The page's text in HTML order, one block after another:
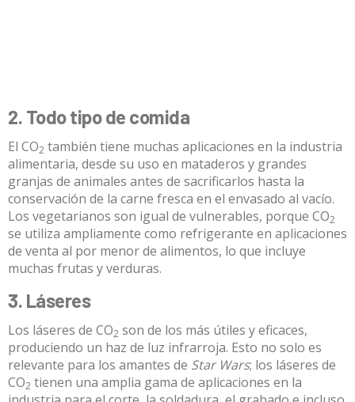
2. Todo tipo de comida
El CO2 también tiene muchas aplicaciones en la industria
alimentaria, desde su uso en mataderos y grandes
granjas de animales antes de sacrificarlos hasta la
conservación de la carne fresca en el envasado al vacío.
Los vegetarianos son igual de vulnerables, porque CO2
se utiliza ampliamente como refrigerante en aplicaciones
de venta al por menor de alimentos, lo que incluye
muchas frutas y verduras.
3. Láseres
Los láseres de CO2 son de los más útiles y eficaces,
produciendo un haz de luz infrarroja. Esto no solo es
relevante para los amantes de Star Wars; los láseres de
CO2 tienen una amplia gama de aplicaciones en la